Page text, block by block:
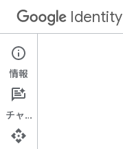
Identity
HTML API リファレンス
情報
チャット